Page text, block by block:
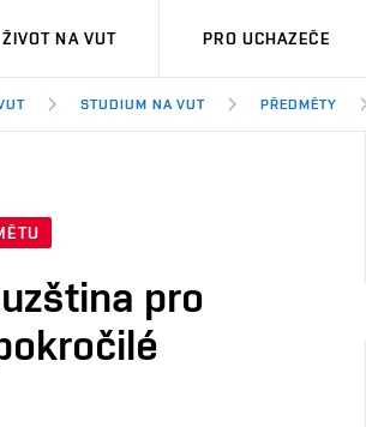
ŽIVOT NA VUT PRO UCHAZEČE
STUDIUM NA VUT PŘEDMĚTY
pro